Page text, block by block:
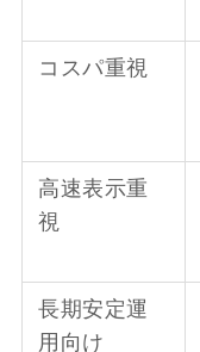
コスパ重視
高速表示重
視
長期安定運
用向け